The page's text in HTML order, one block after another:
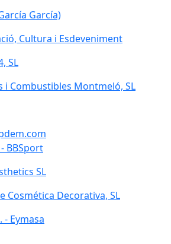
García)
Cultura i Esdeveniment
SL
i Combustibles Montmeló, SL
BBSport
SL
Cosmética Decorativa, SL
- Eymasa